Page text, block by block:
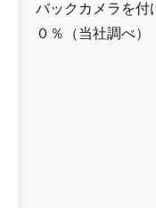
バックカメラを
０％（当社調べ）